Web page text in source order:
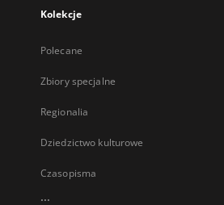
Kolekcje
Polecane
Zbiory specjalne
Regionalia
Dziedzictwo kulturowe
Czasopisma
...